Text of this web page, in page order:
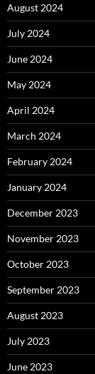
August 2024
July 2024
June 2024
May 2024
April 2024
March 2024
February 2024
January 2024
December 2023
November 2023
October 2023
September 2023
August 2023
July 2023
June 2023